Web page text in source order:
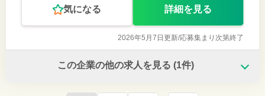
気になる 詳細を見る
2026年5月7日更新/応募集まり次第終了
この企業の他の求人を見る (1件)